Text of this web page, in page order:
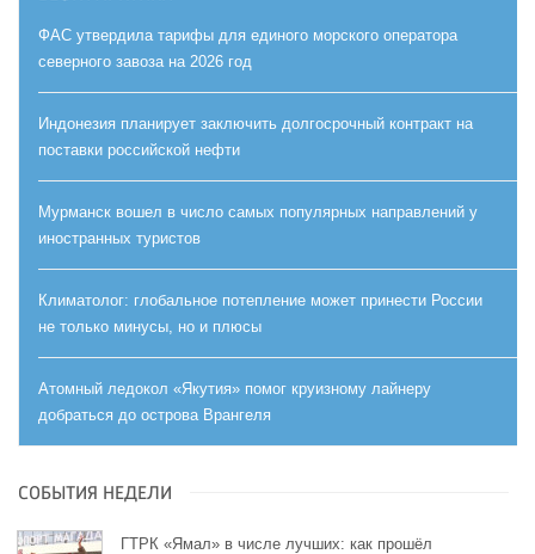
ФАС утвердила тарифы для единого морского оператора
северного завоза на 2026 год
Индонезия планирует заключить долгосрочный контракт на
поставки российской нефти
Мурманск вошел в число самых популярных направлений у
иностранных туристов
Климатолог: глобальное потепление может принести России
не только минусы, но и плюсы
Атомный ледокол «Якутия» помог круизному лайнеру
добраться до острова Врангеля
СОБЫТИЯ НЕДЕЛИ
ГТРК «Ямал» в числе лучших: как прошёл